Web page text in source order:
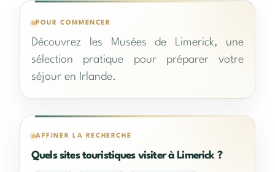
POUR COMMENCER
Découvrez les Musées de Limerick, une
sélection pratique pour préparer votre
séjour en Irlande.
AFFINER LA RECHERCHE
Quels sites touristiques visiter à Limerick ?